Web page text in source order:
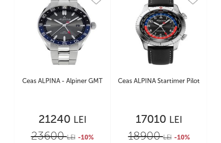
Ceas ALPINA - Alpiner GMT
21240 LEI
23600LEI -10%
Ceas ALPINA Startimer Pilot
17010 LEI
18900LEI -10%